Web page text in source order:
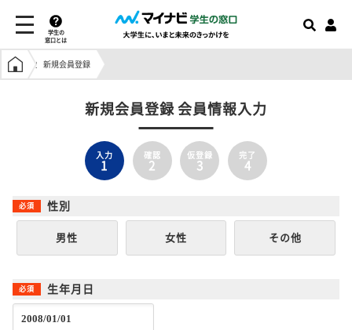
学生の
窓口とは
学生の窓口トップ
新規会員登録
新規会員登録 会員情報入力
入力
1
確認
2
仮登録
3
完了
4
性別
男性 女性 その他
生年月日